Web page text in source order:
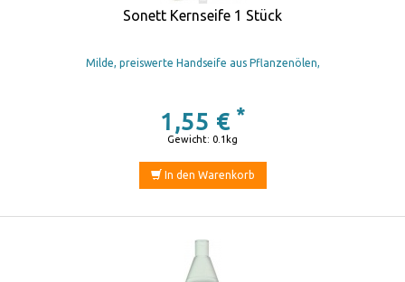
Sonett Kernseife 1 Stück
Milde, preiswerte Handseife aus Pflanzenölen,
1,55 € *
Gewicht: 0.1kg
In den Warenkorb